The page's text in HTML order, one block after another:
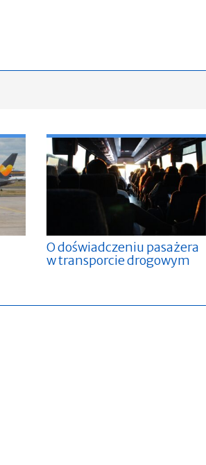
O doświadczeniu pasażera
w transporcie drogowym